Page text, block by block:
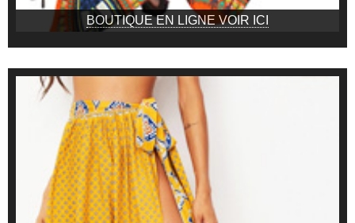
BOUTIQUE EN LIGNE VOIR ICI